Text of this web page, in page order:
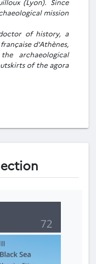
(Lyon). Since
mission
of history, a
d'Athènes,
archaeological
of the agora